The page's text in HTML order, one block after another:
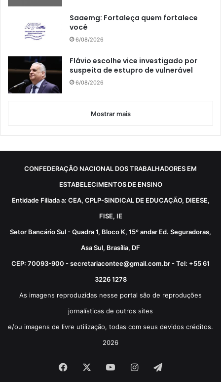
Saaemg: Fortaleça quem fortalece
você
6/08/2026
Flávio escolhe vice investigado por
suspeita de estupro de vulnerável
6/08/2026
Mostrar mais
CONFEDERAÇÃO NACIONAL DOS TRABALHADORES EM
ESTABELECIMENTOS DE ENSINO
Entidade Filiada a: CEA, CPLP-SINDICAL DE EDUCAÇÃO, DIEESE,
FISE, IE
Setor Bancário Sul - Quadra 1, Bloco K, 15º andar Ed. Seguradoras,
Asa Sul, Brasília, DF
CEP: 70093-900 - secretariacontee@gmail.com.br - Tel: +55 61
3226 1278
As imagens reproduzidas nesse portal são de reproduções
jornalísticas de outros sites
e/ou imagens de livre utilização, todas com seus devidos créditos.
2026
Facebook YouTubeInstagram